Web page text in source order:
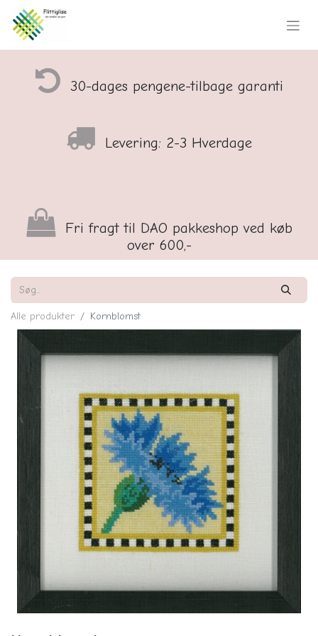
30-dages pengene-tilbage garanti
Levering: 2-3 Hverdage
Fri fragt til DAO pakkeshop ved køb
over 600,-
Alle produkter Kornblomst